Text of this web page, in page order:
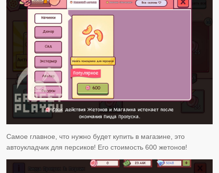
Самое главное, что нужно будет купить в магазине, это
автоукладчик для персиков! Его стоимость 600 жетонов!